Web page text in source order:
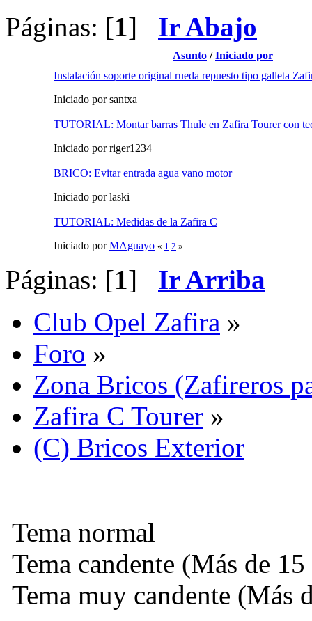
Páginas: [1] Ir Abajo
Asunto /Iniciado por
Instalación soporte original rueda repuesto tipo galleta
Iniciado por santxa
TUTORIAL: Montar barras Thule en Zafira Tourer con
Iniciado por riger1234
BRICO: Evitar entrada agua vano motor
Iniciado por laski
TUTORIAL: Medidas de la Zafira C
Iniciado porMAguayo « 1 2 »
Páginas: [1] Ir Arriba
Club Opel Zafira »
Foro »
Zona Bricos (Zafireros
Zafira C Tourer »
(C) Bricos Exterior
Tema normal
Tema candente (Más de 15
Tema muy candente (Más